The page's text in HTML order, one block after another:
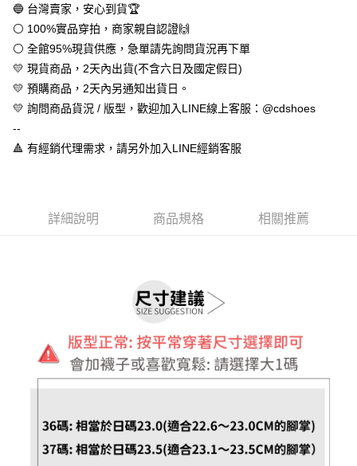
【「AFTEE先享後付」結帳流程】
１．於結帳方式選擇「AFTEE先享後付」後，將跳轉至「AFTEE先享後付」
結帳頁面，進行簡訊認證並確認金額後，即可完成結帳。
２．訂單成立數日內，您將收到繳費通知簡訊。
３．收到繳費通知簡訊後14天內，點擊此簡訊中的連結，可透過四大超商／
ATM／網路銀行／等多元方式進行付款，方視為交易完成。
※ 請注意：結帳手續完成當下不需立刻繳費，但若您需要取消訂單，請聯絡
購買商品的店家。未經商家同意取消之訂單仍視為有效，需透過AFTEE先享
是否繳費成功／繳費後需取消欲退款等相關疑問，請聯繫「AFTEE先享後付
１．透過由恩沛科技股份有限公司提供之「AFTEE先享後付」服務完成之交
易，需依本服務之必要範圍內提供個人資料，並將交易相關給付款項請求債
３．未成年的使用者請事先徵得法定代理人或監護人之同意方可使用
「AFTEE先享後付」，若未經同意申辦者引起之損失，本公司不負相關責
４．使用「AFTEE先享後付」時，將依據個別帳號之用戶狀況，依本公司即
時審查核予不同之上限額度；若仍有額度不足之情形，本公司將視審查結果
請求用戶進行身份認證。
５．嚴禁一人註冊多個帳號或使用他人資訊註冊。若發現惡意使用之情形，
恩沛科技股份有限公司將有權停止該用戶之使用額度並採取法律行動。
每筆NT$60，滿NT$888(含以上)免運費
付款後全家取貨
每筆NT$60，滿NT$888(含以上)免運費
7-11取貨付款
每筆NT$60，滿NT$888(含以上)免運費
每筆NT$100，滿NT$999(含以上)免運費
🔵 台灣賣家，安心到貨🏆
⚪ 100%實品穿拍，商家親自認證🙌
⚪ 全館95%現貨供應，急單請先詢問貨況再下單
💛 現貨商品，2天內出貨(不含六日及國定假日)
💛 預購商品，2天內另通知出貨日。
💛 詢問商品貨況 / 版型，歡迎加入LINE線上客服：@cdshoes
--
🔺 有經銷代理需求，請另外加入LINE經銷客服
詳細說明 商品規格 相關推薦